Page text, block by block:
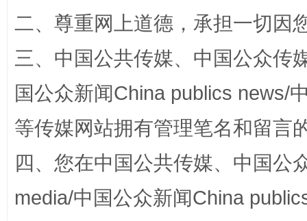
漫山遍野的桃花与雪山、麦地、白藏房 除
二、尊重网上道德，承担一切因
三、中国公共传媒、中国公众传
国公众新闻China publics news/
等传媒网站拥有管理笔名和留言
四、您在中国公共传媒、中国公
media/中国公众新闻China